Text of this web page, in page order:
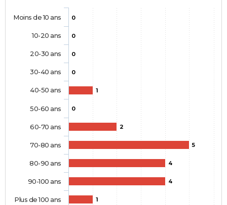
0
0
0
0
1
0
2
5
4
4
1
Moins de 10 ans
10-20 ans
20-30 ans
30-40 ans
40-50 ans
50-60 ans
60-70 ans
70-80 ans
80-90 ans
90-100 ans
Plus de 100 ans